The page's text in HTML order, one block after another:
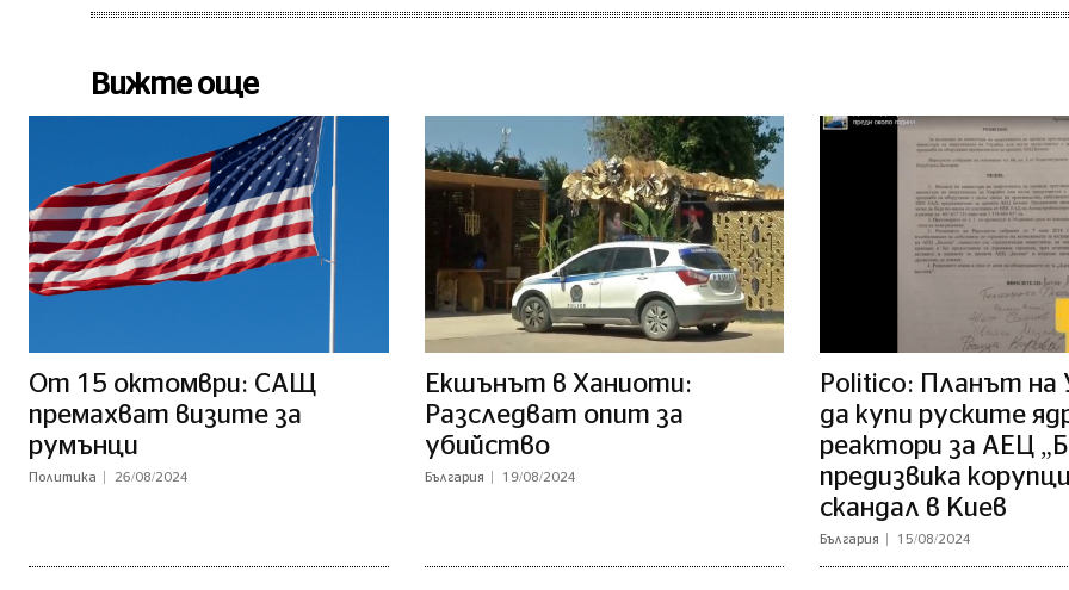
Вижте още
От 15 октомври: САЩ
премахват визите за
румънци
Политика 26/08/2024
Екшънът в Ханиоти:
Разследват опит за
убийство
България 19/08/2024
Politico: Планът на
да купи руските
реактори за АЕЦ
предизвика
скандал в Киев
България 15/08/2024